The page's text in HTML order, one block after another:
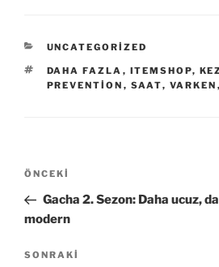
KATEGORILER
UNCATEGORIZED
ETIKETLER
DAHA FAZLA , ITEMSHOP,
PREVENTION , SAAT, VARKEN ,
Yazı
Önceki
Yazı
ÖNCEKI
Gacha 2. Sezon: Daha ucuz,
modern
Sonraki
SONRAKI